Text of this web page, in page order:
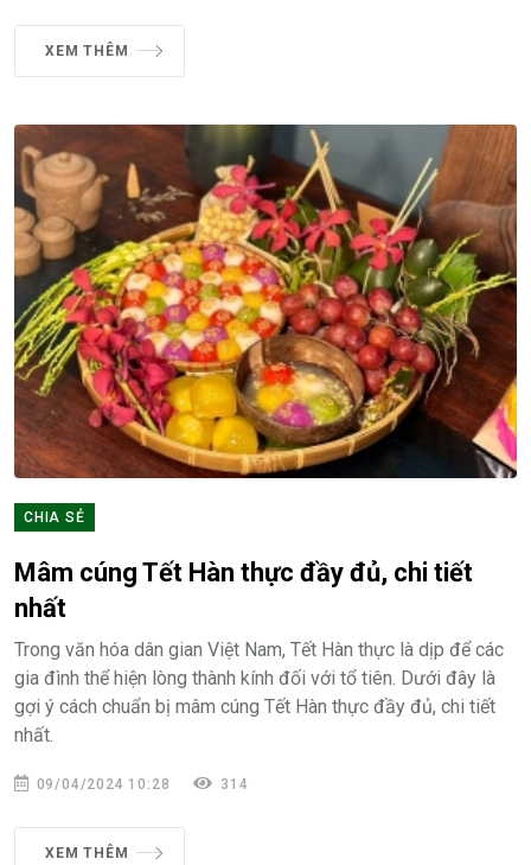
XEM THÊM
CHIA SẺ
Mâm cúng Tết Hàn thực đầy đủ, chi tiết
nhất
Trong văn hóa dân gian Việt Nam, Tết Hàn thực là dịp để các
gia đình thể hiện lòng thành kính đối với tổ tiên. Dưới đây là
gợi ý cách chuẩn bị mâm cúng Tết Hàn thực đầy đủ, chi tiết
nhất.
09/04/2024 10:28 314
XEM THÊM